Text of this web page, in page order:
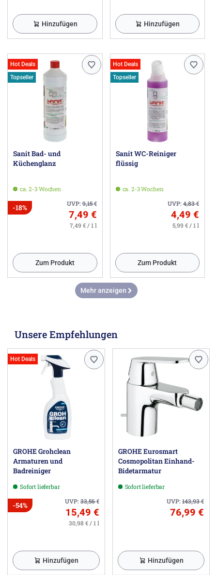
Hinzufügen Hinzufügen
Hot Deals
Topseller
Sanit Bad- und
Küchenglanz
ca. 2-3 Wochen
UVP:9,15€
-18%
7,49 €
7,49 € / 1 l
Zum Produkt
Hot Deals
Topseller
Sanit WC-Reiniger
flüssig
ca. 2-3 Wochen
UVP:4,83€
4,49 €
5,99 € / 1 l
Zum Produkt
Mehr anzeigen
Unsere Empfehlungen
Hot Deals
GROHE Grohclean
Armaturen und
Badreiniger
Sofort lieferbar
UVP:33,56€
-54%
15,49 €
30,98 € / 1 l
Hinzufügen
GROHE Eurosmart
Cosmopolitan Einhand-
Bidetarmatur
Sofort lieferbar
UVP:143,93€
76,99 €
Hinzufügen